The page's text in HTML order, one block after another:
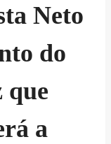
Neto
do
que
a